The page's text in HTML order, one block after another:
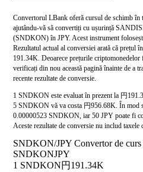
Convertorul LBank oferă cursul de schimb
ajutându-vă să convertiți cu ușurință
(SNDKON) în JPY. Acest instrument
Rezultatul actual al conversiei arată că prețul
191.34K. Deoarece prețurile criptomonedelor
verificați din nou această pagină înainte de a
recente rezultate de conversie.
1 SNDKON este evaluat în prezent la 円
5 SNDKON vă va costa 円956.68K. În mod
0.00000523 SNDKON, iar 50 JPY poate fi
Aceste rezultate de conversie nu includ taxele
SNDKON/JPY Convertor de curs
SNDKONJPY
1 SNDKON円191.34K